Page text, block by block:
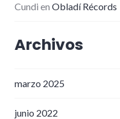
Cundi en Obladí Récords
Archivos
marzo 2025
junio 2022